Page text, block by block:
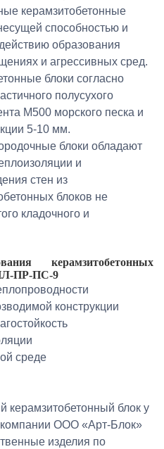
керамзитобетонные
способностью и
образования
и агрессивных сред.
блоки согласно
полусухого
М500 морского песка и
5-10 мм.
блоки обладают
и
стен из
блоков не
кладочного и
керамзитобетонных
ПР-ПС-9
конструкции
среде
керамзитобетонный блок у
компании ООО «Арт-Блок»
изделия по